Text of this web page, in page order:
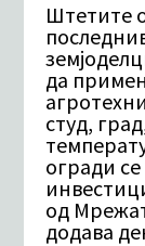
Штетите
да
студ,
огради
од
додава